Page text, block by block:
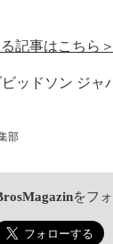
記事はこちら
ッドソン ジャ
部
をフ